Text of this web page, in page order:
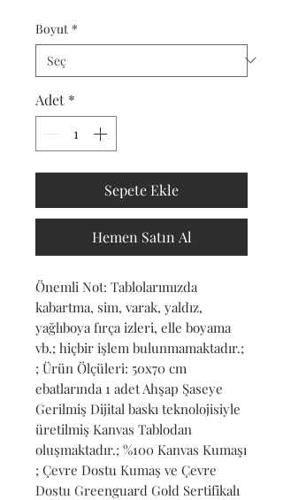
Boyut *
Adet *
Sepete Ekle
Hemen Satın Al
Önemli Not: Tablolarımızda
kabartma, sim, varak, yaldız,
yağlıboya fırça izleri, elle boyama
vb.; hiçbir işlem bulunmamaktadır.;
; Ürün Ölçüleri: 50x70 cm
ebatlarında 1 adet Ahşap Şaseye
Gerilmiş Dijital baskı teknolojisiyle
üretilmiş Kanvas Tablodan
oluşmaktadır.; %100 Kanvas Kumaşı
; Çevre Dostu Kumaş ve Çevre
Dostu Greenguard Gold Sertifikalı